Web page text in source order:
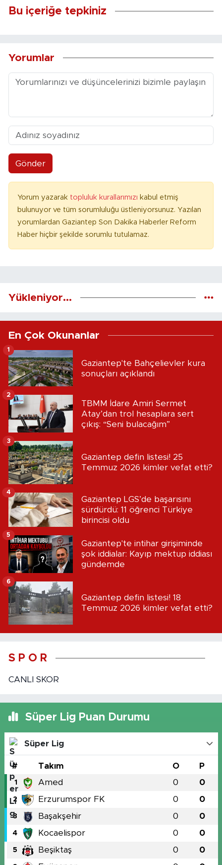
Bu içeriğe tepkiniz
Yorumlar
Gönder
Yorum yazarak topluluk kurallarımızı kabul etmiş
bulunuyor ve tüm sorumluluğu üstleniyorsunuz. Yazılan
yorumlardan Gaziantep Son Dakika Haberler Reform
Haber hiçbir şekilde sorumlu tutulamaz.
Yükleniyor...
En Çok Okunanlar
Gaziantep'te Bahçelievler kura
sonuçları açıklandı
1
TBMM İdare Amiri Sermet
Atay’dan trol hesaplara sert
çıkış: “Seni bulacağım”
2
Gaziantep defin listesi! 25
Temmuz 2026 kimler vefat etti?
3
Gaziantep LGS’de başarısını
sürdürdü: 11 öğrenci Türkiye
birincisi oldu
4
Gaziantep'te intihar girişiminde
şok iddialar: Kayıp mektup iddiası
gündemde
5
Gaziantep defin listesi! 18
Temmuz 2026 kimler vefat etti?
6
S P O R
CANLI SKOR
Süper Lig Puan Durumu
Süper Lig
# Takım O P
1 Amed 0 0
2 Erzurumspor FK 0 0
3 Başakşehir 0 0
4 Kocaelispor 0 0
5 Beşiktaş 0 0